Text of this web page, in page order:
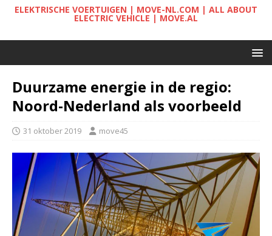
ELEKTRISCHE VOERTUIGEN | MOVE-NL.COM | ALL ABOUT
ELECTRIC VEHICLE | MOVE.AL
Duurzame energie in de regio:
Noord-Nederland als voorbeeld
31 oktober 2019 move45